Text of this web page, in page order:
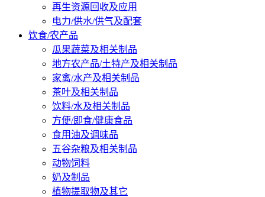
再生资源回收及应用
电力/供水/供气及配套
饮食/农产品
瓜果蔬菜及相关制品
地方农产品/土特产及相关制品
家禽/水产及相关制品
茶叶及相关制品
饮料/水及相关制品
方便/即食/健康食品
食用油及调味品
五谷杂粮及相关制品
动物饲料
奶及制品
植物提取物及其它